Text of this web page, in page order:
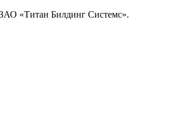
«Титан Билдинг Системс».